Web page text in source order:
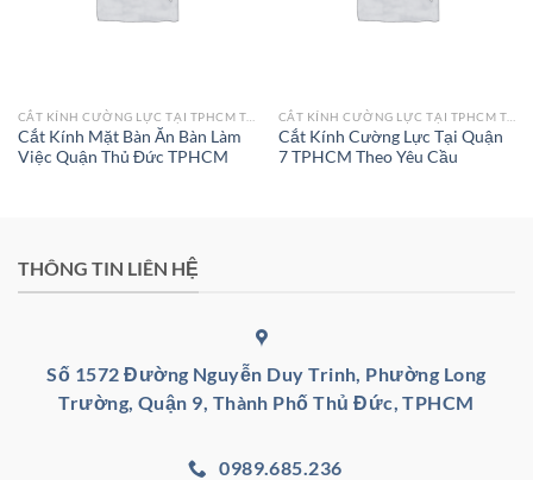
Cắt Kính Mặt Bàn Ăn Bàn Làm
Việc Quận Thủ Đức TPHCM
Cắt Kính Cường Lực Tại Quận
7 TPHCM Theo Yêu Cầu
THÔNG TIN LIÊN HỆ
Số 1572 Đường Nguyễn Duy Trinh, Phường Long
Trường, Quận 9, Thành Phố Thủ Đức, TPHCM
0989.685.236